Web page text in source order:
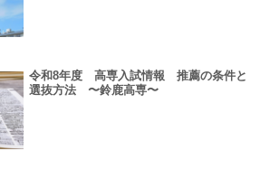
令和8年度 高専入試情報 推薦の条件と
選抜方法 〜鈴鹿高専〜